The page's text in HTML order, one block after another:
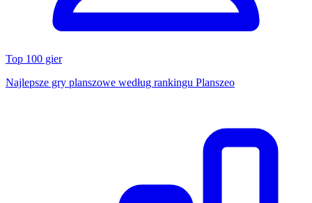
Top 100 gier
Najlepsze gry planszowe według rankingu Planszeo